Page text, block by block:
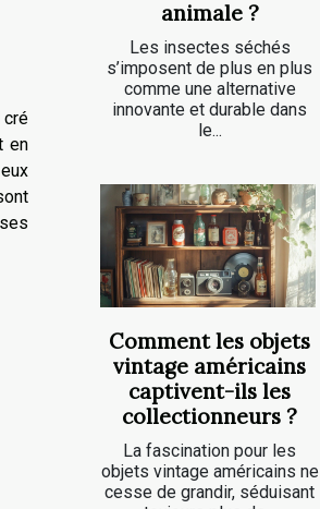
cré
en
animale ?
Les insectes séchés
s’imposent de plus en plus
comme une alternative
innovante et durable dans
le...
Comment les objets
vintage américains
captivent-ils les
collectionneurs ?
La fascination pour les
objets vintage américains ne
cesse de grandir, séduisant